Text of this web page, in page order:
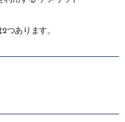
つあります。